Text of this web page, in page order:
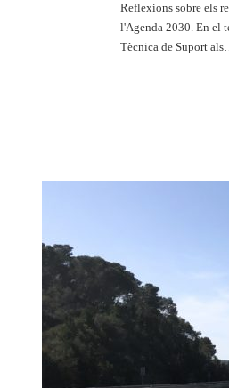
Reflexions sobre els
l'Agenda 2030. En el
Tècnica de Suport